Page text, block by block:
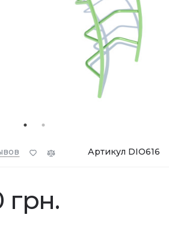
Артикул DIO616
грн.